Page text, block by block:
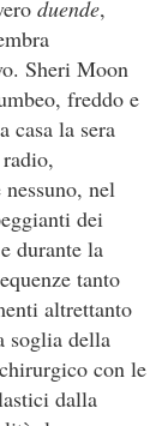
duende,
Sheri Moon
freddo e
casa la sera
nel
dei
durante la
tanto
altrettanto
soglia della
con le
dalla